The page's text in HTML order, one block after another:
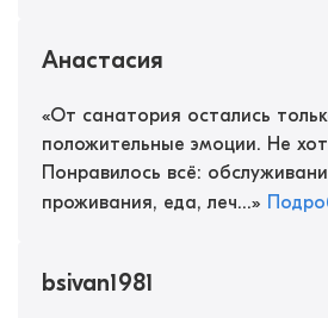
Анастасия
«От санатория остались
положительные эмоции. Не
Понравилось всё:
проживания, еда, леч...»
bsivan1981